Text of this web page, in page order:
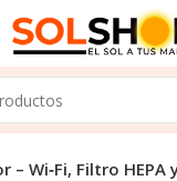
Wi‑Fi, Filtro HEPA